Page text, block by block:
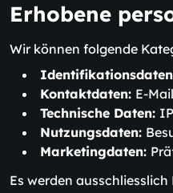
Erhobene
Wir können folgende
Kontaktdaten: E-
Technische Daten:
Nutzungsdaten:
Marketingdaten:
Es werden